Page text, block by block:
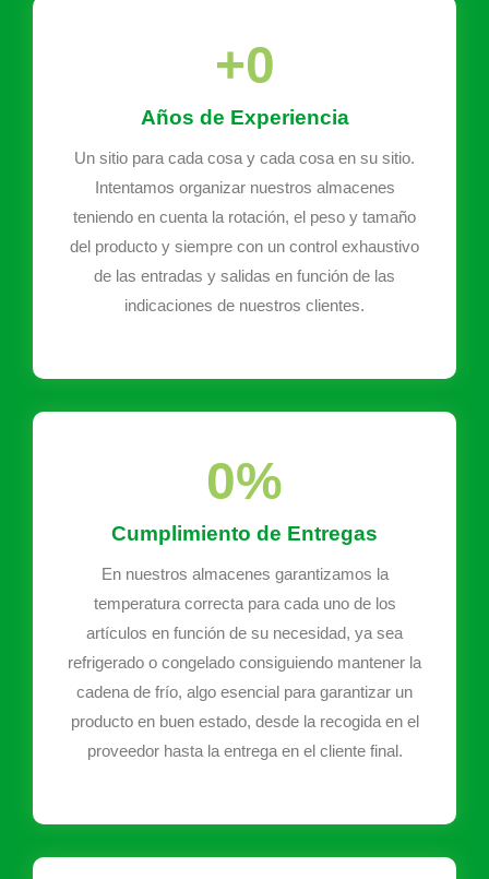
Años de Experiencia
+0
Un sitio para cada cosa y cada cosa en su sitio.
Intentamos organizar nuestros almacenes
teniendo en cuenta la rotación, el peso y tamaño
del producto y siempre con un control exhaustivo
de las entradas y salidas en función de las
indicaciones de nuestros clientes.
Cumplimiento de Entregas
0%
En nuestros almacenes garantizamos la
temperatura correcta para cada uno de los
artículos en función de su necesidad, ya sea
refrigerado o congelado consiguiendo mantener la
cadena de frío, algo esencial para garantizar un
producto en buen estado, desde la recogida en el
proveedor hasta la entrega en el cliente final.